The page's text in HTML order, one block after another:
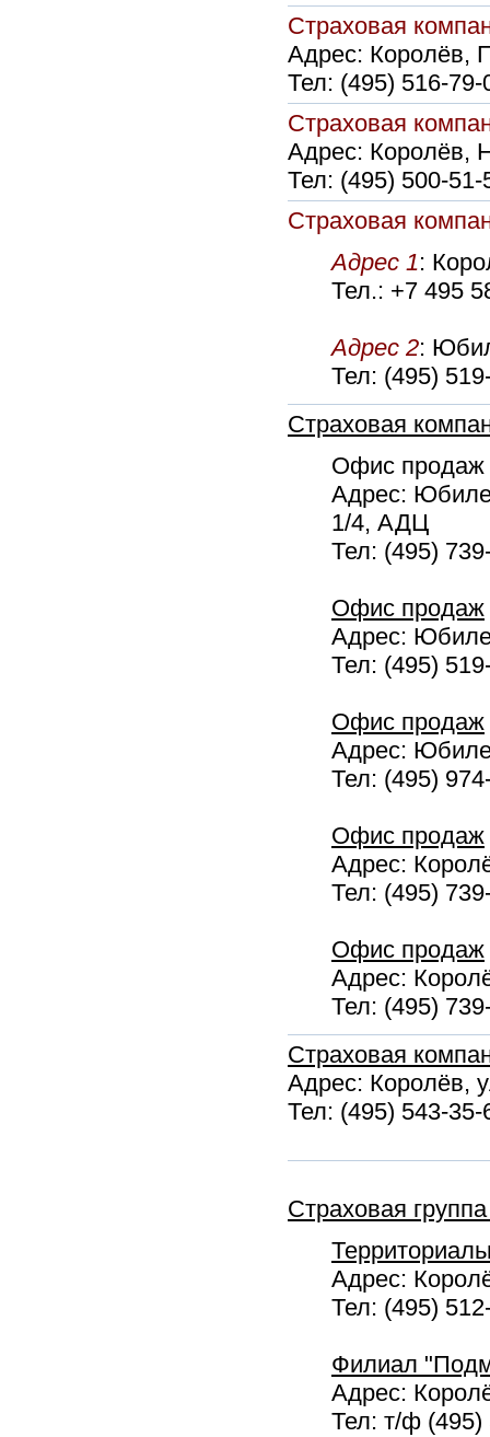
Страховая
Адрес: Королёв,
Тел: (495) 516-
Страховая
Адрес: Королёв,
Тел: (495) 500-
Страховая
Адрес 1:
Тел.: +7 495
Адрес 2:
Тел: (495)
Страховая
Офис продаж
Адрес:
1/4, АДЦ
Тел: (495)
Офис продаж
Адрес:
Тел: (495)
Офис продаж
Адрес:
Тел: (495)
Офис продаж
Адрес:
Тел: (495)
Офис продаж
Адрес:
Тел: (495)
Страховая
Адрес: Королёв,
Тел: (495) 543-
Страховая
Адрес:
Тел: (495)
Филиал
Адрес:
Тел: т/ф (495)